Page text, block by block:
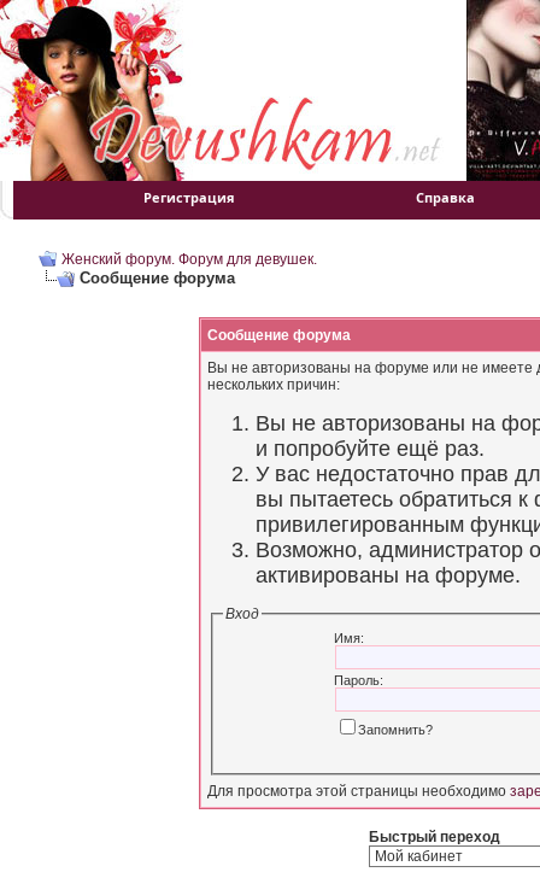
Регистрация Справка
Женский форум. Форум для девушек.
Сообщение форума
Сообщение форума
Вы не авторизованы на форуме или не имеете
нескольких причин:
Вы не авторизованы на
и попробуйте ещё раз.
У вас недостаточно прав
вы пытаетесь обратиться
привилегированным
Возможно, администратор
активированы на форуме.
Вход
Имя:
Пароль:
Запомнить?
Для просмотра этой страницы необходимо
Быстрый переход